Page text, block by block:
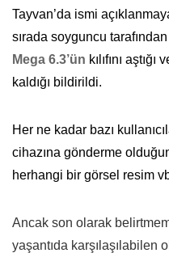
Tayvan’da ismi
sırada soyguncu
Mega 6.3’ün kılıfını
kaldığı bildirildi.
Her ne kadar bazı
cihazına gönderme
herhangi bir görsel resim
Ancak son olarak
yaşantıda karşılaşılabilen